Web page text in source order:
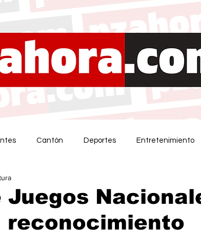
Cantón Deportes Entretenimiento
reconocimiento